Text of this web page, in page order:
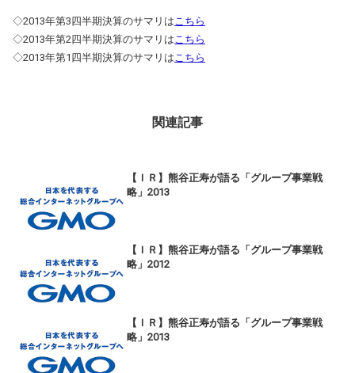
◇2013年第3四半期決算のサマリは こちら
◇2013年第2四半期決算のサマリは こちら
◇2013年第1四半期決算のサマリは こちら
関連記事
【ＩＲ】熊谷正寿が語る「グループ事業戦
略」2013
【ＩＲ】熊谷正寿が語る「グループ事業戦
略」2012
【ＩＲ】熊谷正寿が語る「グループ事業戦
略」2013